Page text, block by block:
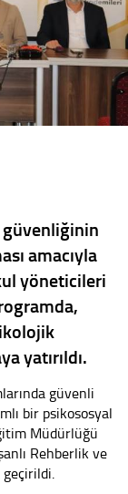
güvenliğinin
amacıyla
yöneticileri
yatırıldı.
güvenli
bir psikososyal
Müdürlüğü
Rehberlik ve
geçirildi.